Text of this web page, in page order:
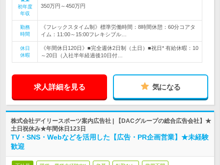
初年度
年収
350万円～450万円
勤務
時間
《フレックスタイム制》標準労働時間：8時間休憩：60分コアタ
イム：11:00～15:00フレキシブル…
休日
休暇
《年間休日120日》■完全週休2日制（土日）■祝日* 有給休暇：10
～20日（入社半年経過後10日付…
求人詳細を見る 気になる
株式会社デイリースポーツ案内広告社 | 【DACグループの総合広告会社】★
土日祝休み★年間休日123日
TV・SNS・Webなどを活用した【広告・PR企画営業】★未経験
歓迎